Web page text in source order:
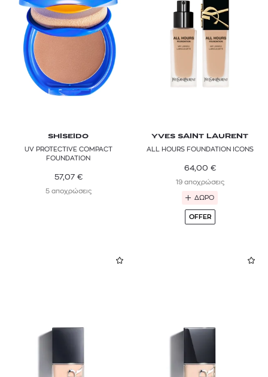
SHISEIDO
UV PROTECTIVE COMPACT
FOUNDATION
57,07 €
5 αποχρώσεις
YVES SAINT LAURENT
ALL HOURS FOUNDATION ICONS
64,00 €
19 αποχρώσεις
ΔΩΡΟ
OFFER